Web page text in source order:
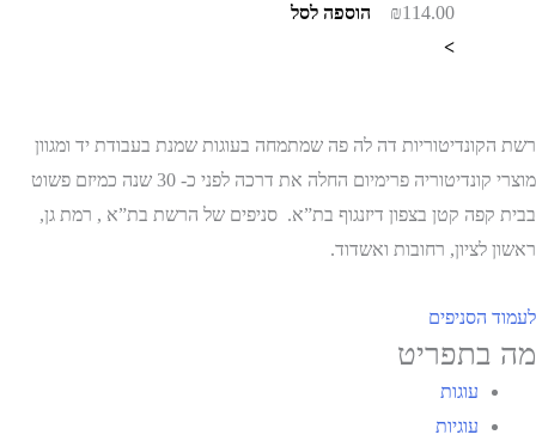
₪114.00
הוספה לסל
>
רשת הקונדיטוריות דה לה פה שמתמחה בעוגות שמנת בעבודת יד ומגוון
מוצרי קונדיטוריה פרימיום החלה את דרכה לפני כ- 30 שנה כמיזם פשוט
בבית קפה קטן בצפון דיזנגוף בת”א. סניפים של הרשת בת”א , רמת גן,
ראשון לציון, רחובות ואשדוד.
לעמוד הסניפים
מה בתפריט
עוגות
עוגיות